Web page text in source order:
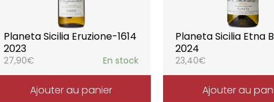
Planeta Sicilia Eruzione-1614
2023
27,90€ En stock
Ajouter au panier
Planeta Sicilia Etna
2024
23,40€
Ajouter au